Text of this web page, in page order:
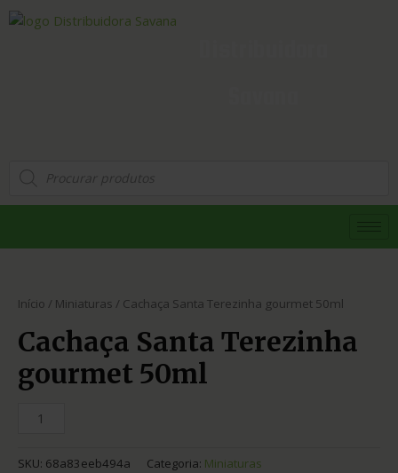
Início / Miniaturas / Cachaça Santa Terezinha gourmet 50ml
Cachaça Santa Terezinha
gourmet 50ml
SKU: 68a83eeb494a Categoria: Miniaturas